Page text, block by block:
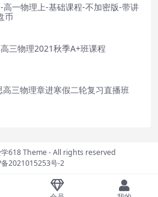
高一物理上-基础课程-不加密版-带讲
币
三物理2021秋季A+班课程
三物理章进寒假二轮复习直播班
618 Theme- All rights reserved
备2021015253号-2